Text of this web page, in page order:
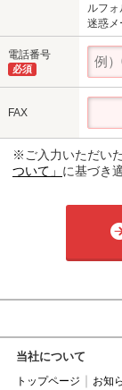
ルフォ
迷惑メ
電話番号
必須
FAX
※ご入力いただい
ついて」 に基づき
当社について
トップページ お知